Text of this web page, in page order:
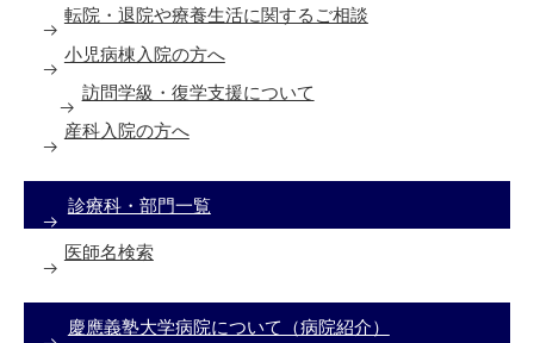
転院・退院や療養生活に関するご相談
小児病棟入院の方へ
訪問学級・復学支援について
産科入院の方へ
診療科・部門一覧
医師名検索
慶應義塾大学病院について（病院紹介）